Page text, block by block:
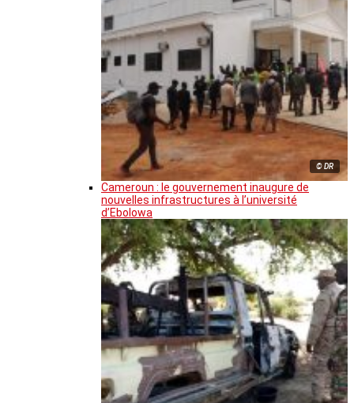
© DR
Cameroun : le gouvernement inaugure de
nouvelles infrastructures à l’université
d’Ebolowa